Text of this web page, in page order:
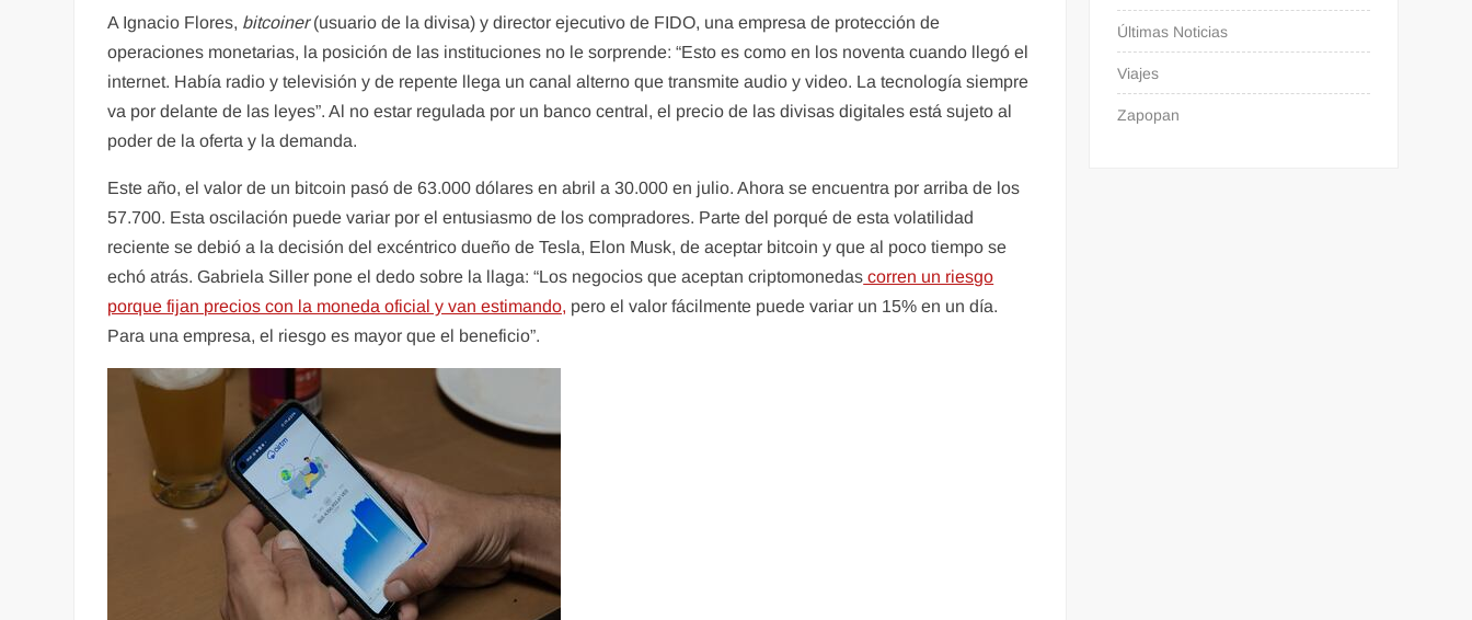
A Ignacio Flores, bitcoiner(usuario de la divisa) y director ejecutivo de FIDO, una empresa de protección de
operaciones monetarias, la posición de las instituciones no le sorprende: “Esto es como en los noventa cuando llegó el
internet. Había radio y televisión y de repente llega un canal alterno que transmite audio y video. La tecnología siempre
va por delante de las leyes”. Al no estar regulada por un banco central, el precio de las divisas digitales está sujeto al
poder de la oferta y la demanda.
Este año, el valor de un bitcoin pasó de 63.000 dólares en abril a 30.000 en julio. Ahora se encuentra por arriba de los
57.700. Esta oscilación puede variar por el entusiasmo de los compradores. Parte del porqué de esta volatilidad
reciente se debió a la decisión del excéntrico dueño de Tesla, Elon Musk, de aceptar bitcoin y que al poco tiempo se
echó atrás. Gabriela Siller pone el dedo sobre la llaga: “Los negocios que aceptan criptomonedas corren un riesgo
porque fijan precios con la moneda oficial y van estimando, pero el valor fácilmente puede variar un 15% en un día.
Para una empresa, el riesgo es mayor que el beneficio”.
Últimas Noticias
Viajes
Zapopan